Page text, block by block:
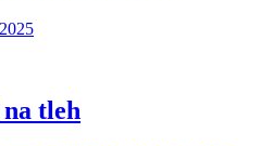
tleh